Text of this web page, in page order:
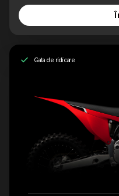
Gata de ridicare